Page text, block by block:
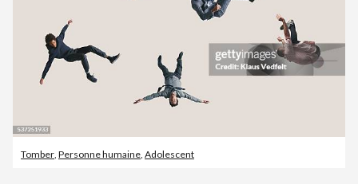
Tomber Personne humaine Adolescent